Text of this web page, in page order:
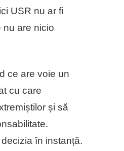
USR nu ar fi
nu are nicio
ce are voie un
cu care
și să
în instanță.